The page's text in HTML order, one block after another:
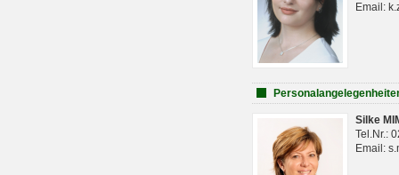
Email:
Silke
Tel.Nr.:
Email: